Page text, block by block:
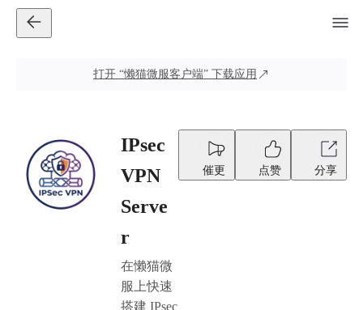
打开 “懒猫微服客户端” 下载应用
IPsec
VPN
Serve
r
在懒猫微
服上快速
搭建 IPsec
催更 点赞 分享